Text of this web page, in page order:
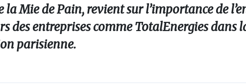
la Mie de Pain, revient sur l’importance de
des entreprises comme TotalEnergies dans
parisienne.